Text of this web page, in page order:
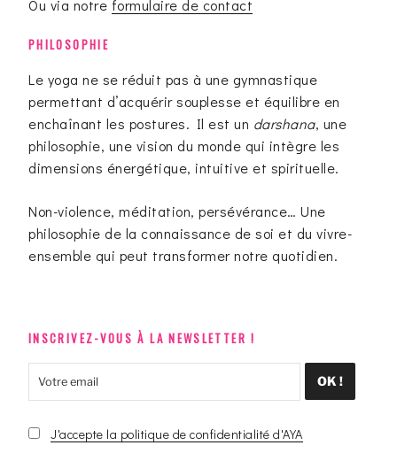
Ou via notre formulaire de contact
PHILOSOPHIE
Le yoga ne se réduit pas à une gymnastique
permettant d’acquérir souplesse et équilibre en
enchaînant les postures. Il est un darshana, une
philosophie, une vision du monde qui intègre les
dimensions énergétique, intuitive et spirituelle.
Non-violence, méditation, persévérance… Une
philosophie de la connaissance de soi et du vivre-
ensemble qui peut transformer notre quotidien.
INSCRIVEZ-VOUS À LA NEWSLETTER !
J'accepte la politique de confidentialité d'AYA